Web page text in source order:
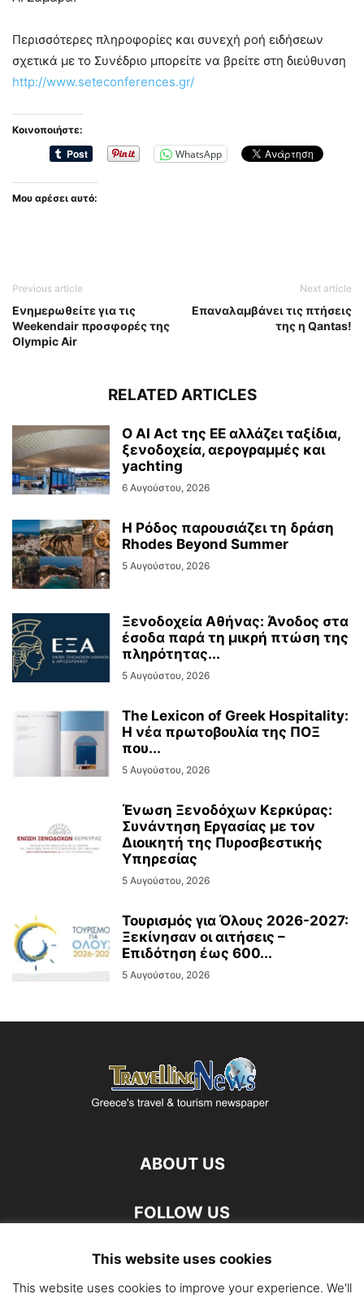
Περισσότερες πληροφορίες και συνεχή ροή ειδήσεων
σχετικά με το Συνέδριο μπορείτε να βρείτε στη διεύθυνση
http://www.seteconferences.gr/
Κοινοποιήστε:
WhatsApp
Μου αρέσει αυτό:
Previous article
Ενημερωθείτε για τις
Weekendair προσφορές της
Olympic Air
Next article
Επαναλαμβάνει τις πτήσεις
της η Qantas!
RELATED ARTICLES
Ο AI Act της ΕΕ αλλάζει ταξίδια,
ξενοδοχεία, αερογραμμές και
yachting
6 Αυγούστου, 2026
Η Ρόδος παρουσιάζει τη δράση
Rhodes Beyond Summer
5 Αυγούστου, 2026
Ξενοδοχεία Αθήνας: Άνοδος στα
έσοδα παρά τη μικρή πτώση της
πληρότητας...
5 Αυγούστου, 2026
The Lexicon of Greek Hospitality:
Η νέα πρωτοβουλία της ΠΟΞ
που...
5 Αυγούστου, 2026
Ένωση Ξενοδόχων Κερκύρας:
Συνάντηση Εργασίας με τον
Διοικητή της Πυροσβεστικής
Υπηρεσίας
5 Αυγούστου, 2026
Τουρισμός για Όλους 2026-2027:
Ξεκίνησαν οι αιτήσεις –
Επιδότηση έως 600...
5 Αυγούστου, 2026
ABOUT US
FOLLOW US
This website uses cookies
This website uses cookies to improve your experience. We'll